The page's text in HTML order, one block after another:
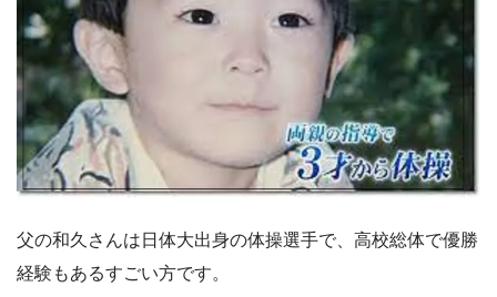
父の和久さんは日体大出身の体操選手で、高校総体で優勝
経験もあるすごい方です。